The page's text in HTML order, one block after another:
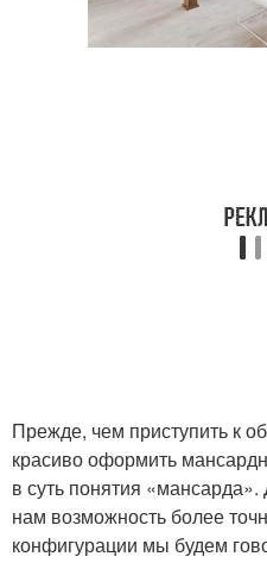
Прежде, чем приступить к
красиво оформить
в суть понятия
нам возможность более
конфигурации мы будем